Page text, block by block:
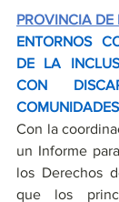
PROVINCIA DE
ENTORNOS
DE LA
CON
COMUNIDADES
Con la
un Informe
los Derechos
que los